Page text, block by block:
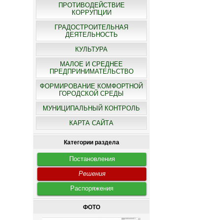
ПРОТИВОДЕЙСТВИЕ
КОРРУПЦИИ
ГРАДОСТРОИТЕЛЬНАЯ
ДЕЯТЕЛЬНОСТЬ
КУЛЬТУРА
МАЛОЕ И СРЕДНЕЕ
ПРЕДПРИНИМАТЕЛЬСТВО
ФОРМИРОВАНИЕ КОМФОРТНОЙ
ГОРОДСКОЙ СРЕДЫ
МУНИЦИПАЛЬНЫЙ КОНТРОЛЬ
КАРТА САЙТА
Категории раздела
Постановления
Решения
Распоряжения
ФОТО